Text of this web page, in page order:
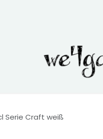
Serie Craft weiß